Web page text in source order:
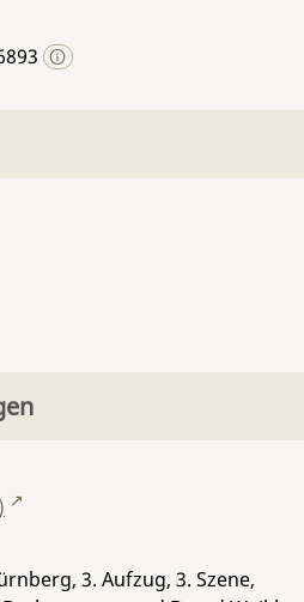
3. Aufzug, 3. Szene,